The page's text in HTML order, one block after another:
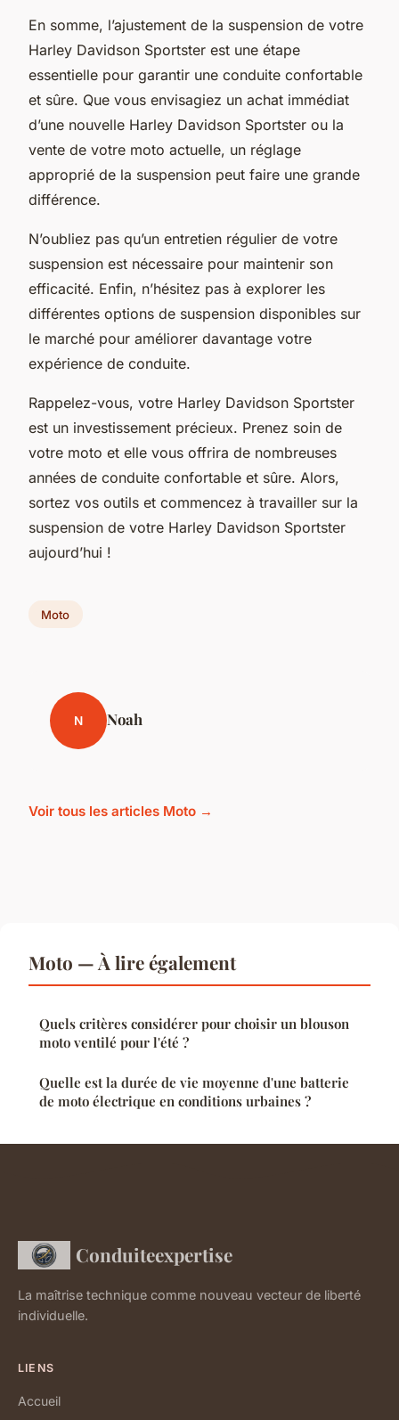
En somme, l’ajustement de la suspension de votre
Harley Davidson Sportster est une étape
essentielle pour garantir une conduite confortable
et sûre. Que vous envisagiez un achat immédiat
d’une nouvelle Harley Davidson Sportster ou la
vente de votre moto actuelle, un réglage
approprié de la suspension peut faire une grande
différence.
N’oubliez pas qu’un entretien régulier de votre
suspension est nécessaire pour maintenir son
efficacité. Enfin, n’hésitez pas à explorer les
différentes options de suspension disponibles sur
le marché pour améliorer davantage votre
expérience de conduite.
Rappelez-vous, votre Harley Davidson Sportster
est un investissement précieux. Prenez soin de
votre moto et elle vous offrira de nombreuses
années de conduite confortable et sûre. Alors,
sortez vos outils et commencez à travailler sur la
suspension de votre Harley Davidson Sportster
aujourd’hui !
Moto
N Noah
Voir tous les articles Moto →
Moto — À lire également
Quels critères considérer pour choisir un blouson
moto ventilé pour l'été ?
Quelle est la durée de vie moyenne d'une batterie
de moto électrique en conditions urbaines ?
Conduiteexpertise
La maîtrise technique comme nouveau vecteur de liberté
individuelle.
LIENS
Accueil